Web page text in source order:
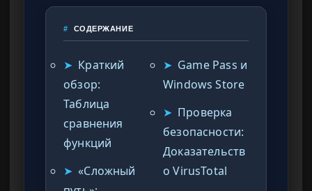
# СОДЕРЖАНИЕ
➤ Краткий
обзор:
Таблица
сравнения
функций
➤ «Сложный
➤ Game Pass и
Windows Store
➤ Проверка
безопасности:
Доказательств
о VirusTotal